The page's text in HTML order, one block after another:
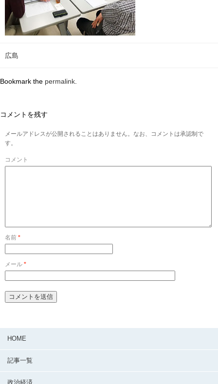
広島
Bookmark the permalink
コメントを残す
メールアドレスが公開されることはありません。なお、コメントは承認制で
す。
コメント
名前 *
メール *
HOME
記事一覧
政治経済